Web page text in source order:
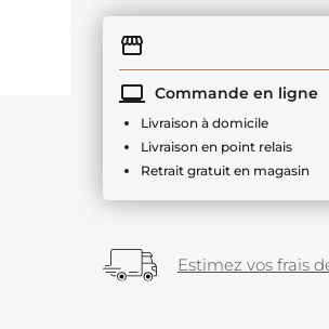
Commande en ligne
Livraison à domicile
Livraison en point relais
Retrait gratuit en magasin
Estimez vos frais